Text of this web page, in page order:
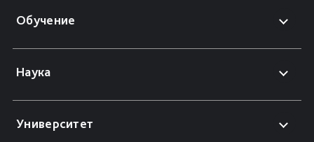
Обучение
Наука
Университет